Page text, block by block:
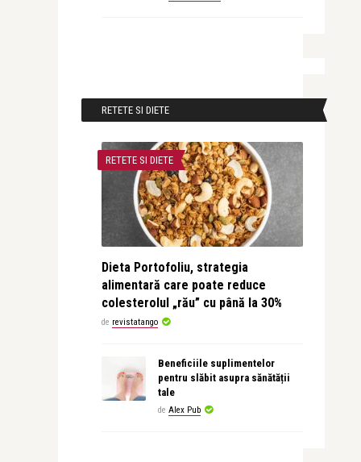
RETETE SI DIETE
RETETE SI DIETE
Dieta Portofoliu, strategia
alimentară care poate reduce
colesterolul „rău” cu până la 30%
de revistatango
Beneficiile suplimentelor
pentru slăbit asupra sănătății
tale
de Alex Pub